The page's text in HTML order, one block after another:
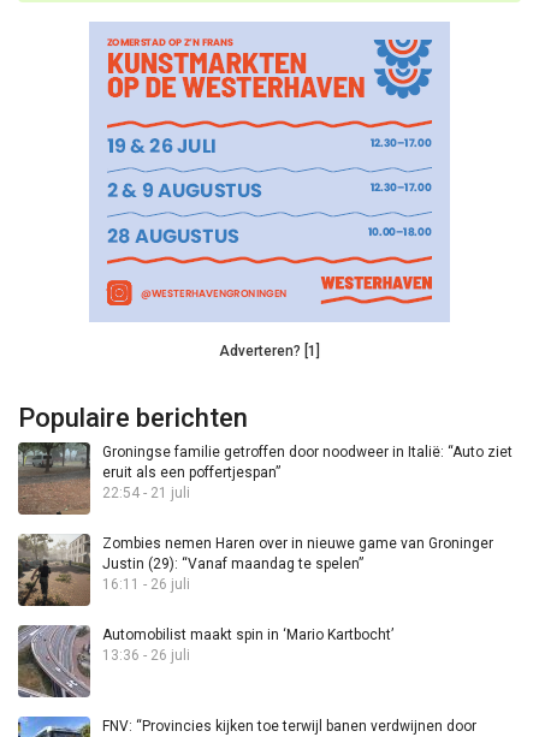
Adverteren? [1]
Populaire berichten
Groningse familie getroffen door noodweer in Italië: “Auto ziet
eruit als een poffertjespan”
22:54 - 21 juli
Zombies nemen Haren over in nieuwe game van Groninger
Justin (29): “Vanaf maandag te spelen”
16:11 - 26 juli
Automobilist maakt spin in ‘Mario Kartbocht’
13:36 - 26 juli
FNV: “Provincies kijken toe terwijl banen verdwijnen door